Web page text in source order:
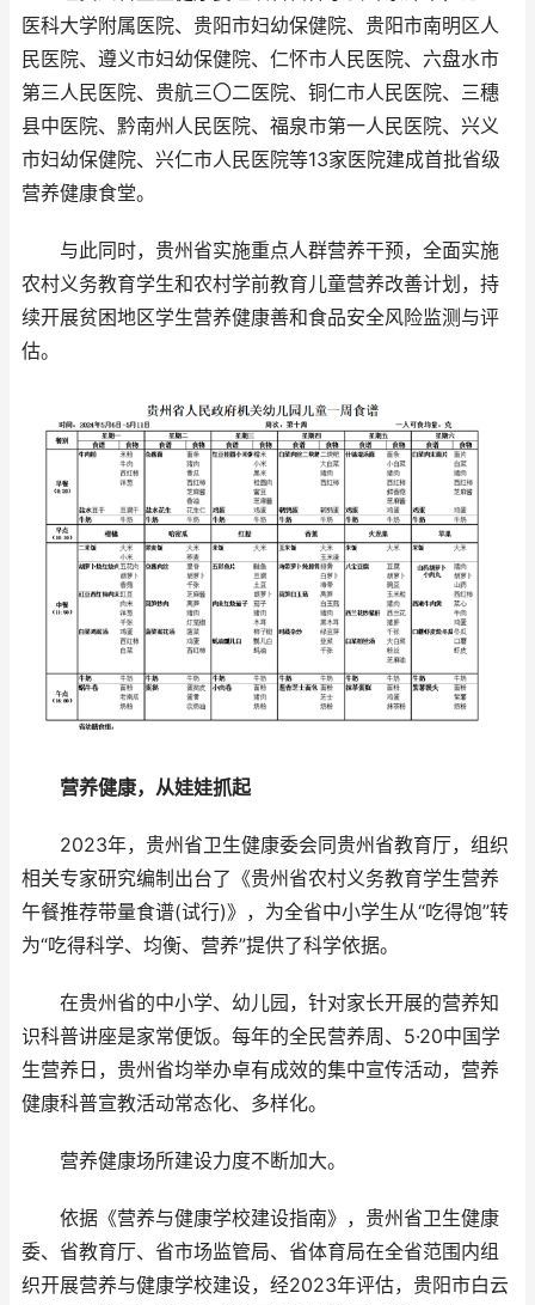
医科大学附属医院、贵阳市妇幼保健院、贵阳市南明区人
民医院、遵义市妇幼保健院、仁怀市人民医院、六盘水市
第三人民医院、贵航三〇二医院、铜仁市人民医院、三穗
县中医院、黔南州人民医院、福泉市第一人民医院、兴义
市妇幼保健院、兴仁市人民医院等13家医院建成首批省级
营养健康食堂。
与此同时，贵州省实施重点人群营养干预，全面实施
农村义务教育学生和农村学前教育儿童营养改善计划，持
续开展贫困地区学生营养健康善和食品安全风险监测与评
估。
营养健康，从娃娃抓起
2023年，贵州省卫生健康委会同贵州省教育厅，组织
相关专家研究编制出台了《贵州省农村义务教育学生营养
午餐推荐带量食谱(试行)》，为全省中小学生从“吃得饱”转
为“吃得科学、均衡、营养”提供了科学依据。
在贵州省的中小学、幼儿园，针对家长开展的营养知
识科普讲座是家常便饭。每年的全民营养周、5·20中国学
生营养日，贵州省均举办卓有成效的集中宣传活动，营养
健康科普宣教活动常态化、多样化。
营养健康场所建设力度不断加大。
依据《营养与健康学校建设指南》，贵州省卫生健康
委、省教育厅、省市场监管局、省体育局在全省范围内组
织开展营养与健康学校建设，经2023年评估，贵阳市白云